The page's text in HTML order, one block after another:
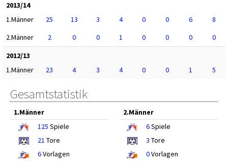
2013/14
1.Männer
25 13 3 4 0 0 6
8
2.Männer
2 0 0 1 0 0 0
0
2012/13
1.Männer
23 4 3 4 0 0 1 5
Gesamtstatistik
1.Männer
125 Spiele
21 Tore
6Vorlagen
2.Männer
6Spiele
3 Tore
0Vorlagen